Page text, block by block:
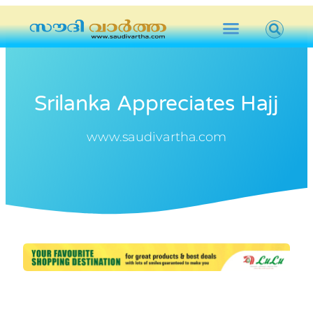
Srilanka Appreciates Hajj
www.saudivartha.com